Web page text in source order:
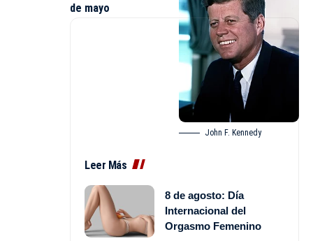
John F. Kennedy
de mayo
Leer Más
8 de agosto: Día
Internacional del
Orgasmo Femenino